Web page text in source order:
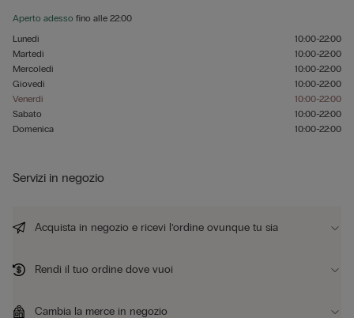
Aperto adesso fino alle 22:00
Lunedì
10:00-22:00
Martedì
10:00-22:00
Mercoledì
10:00-22:00
Giovedì
10:00-22:00
Venerdì
10:00-22:00
Sabato
10:00-22:00
Domenica
10:00-22:00
Servizi in negozio
Acquista in negozio e ricevi l’ordine ovunque tu sia
Rendi il tuo ordine dove vuoi
Cambia la merce in negozio